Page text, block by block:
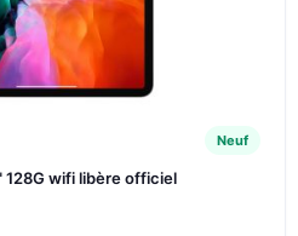
Neuf
128G wifi libère officiel